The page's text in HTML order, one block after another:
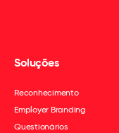
Soluções
Reconhecimento
Employer Branding
Questionários